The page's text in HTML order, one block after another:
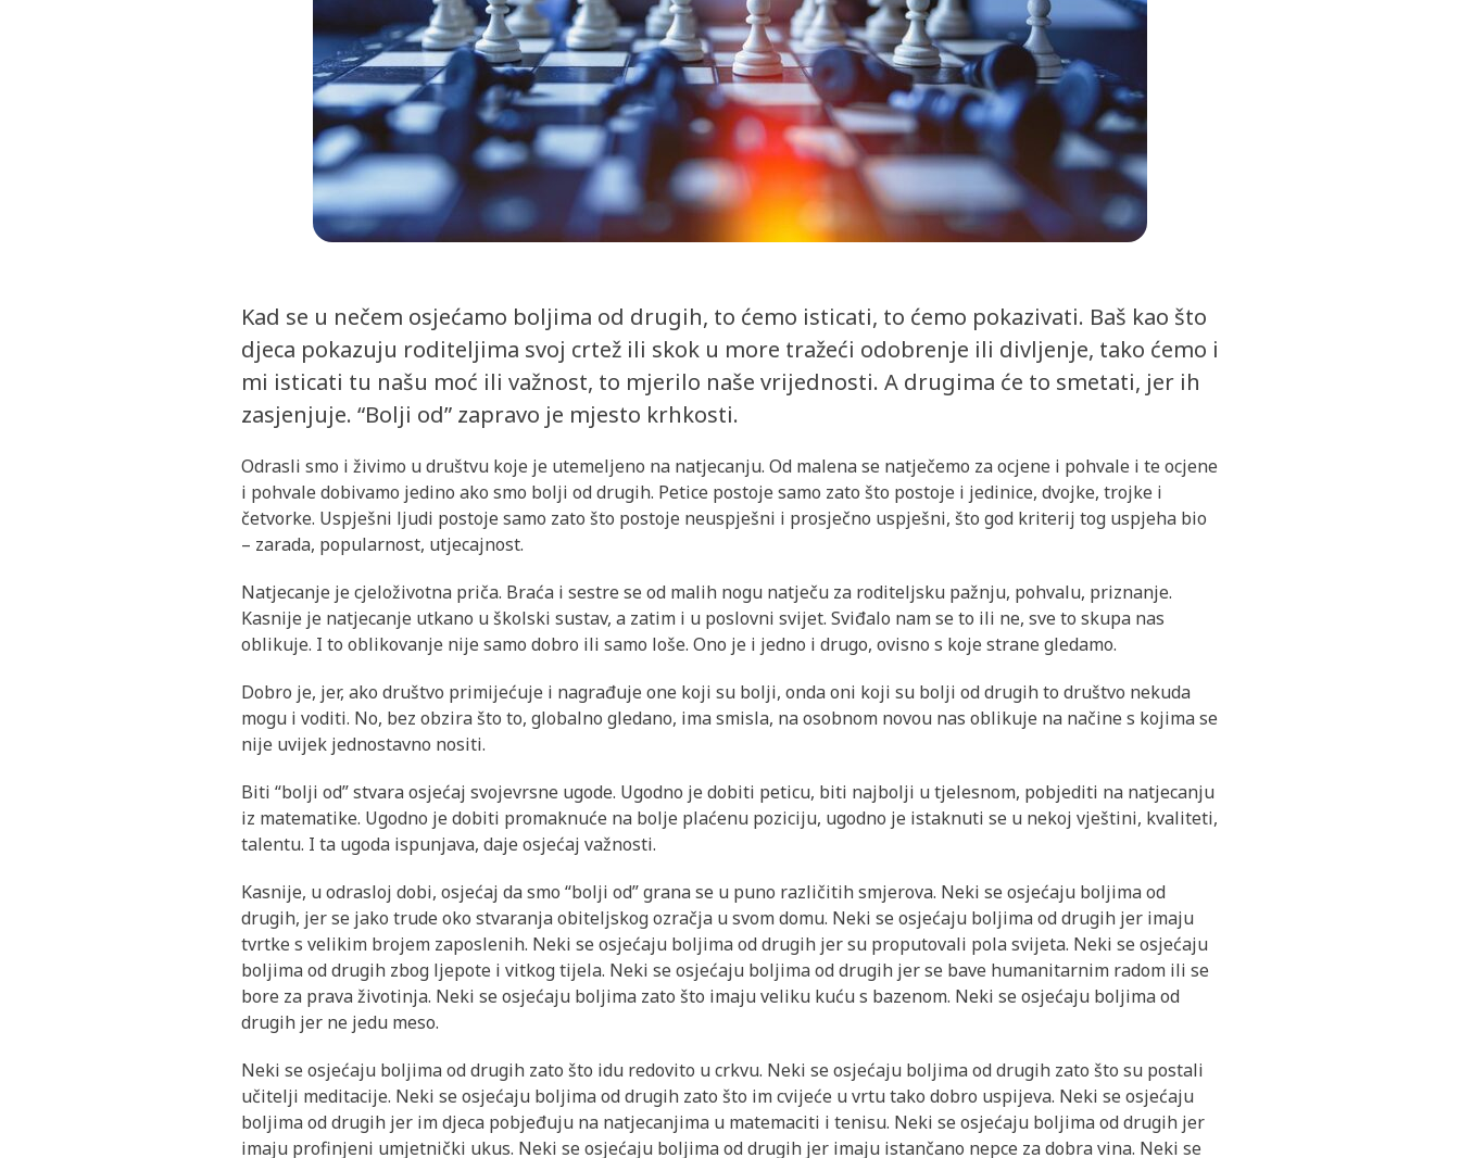
Kad se u nečem osjećamo boljima od drugih, to ćemo isticati, to ćemo pokazivati. Baš kao što
djeca pokazuju roditeljima svoj crtež ili skok u more tražeći odobrenje ili divljenje, tako ćemo i
mi isticati tu našu moć ili važnost, to mjerilo naše vrijednosti. A drugima će to smetati, jer ih
zasjenjuje. “Bolji od” zapravo je mjesto krhkosti.
Odrasli smo i živimo u društvu koje je utemeljeno na natjecanju. Od malena se natječemo za ocjene i pohvale i te ocjene
i pohvale dobivamo jedino ako smo bolji od drugih. Petice postoje samo zato što postoje i jedinice, dvojke, trojke i
četvorke. Uspješni ljudi postoje samo zato što postoje neuspješni i prosječno uspješni, što god kriterij tog uspjeha bio
– zarada, popularnost, utjecajnost.
Natjecanje je cjeloživotna priča. Braća i sestre se od malih nogu natječu za roditeljsku pažnju, pohvalu, priznanje.
Kasnije je natjecanje utkano u školski sustav, a zatim i u poslovni svijet. Sviđalo nam se to ili ne, sve to skupa nas
oblikuje. I to oblikovanje nije samo dobro ili samo loše. Ono je i jedno i drugo, ovisno s koje strane gledamo.
Dobro je, jer, ako društvo primijećuje i nagrađuje one koji su bolji, onda oni koji su bolji od drugih to društvo nekuda
mogu i voditi. No, bez obzira što to, globalno gledano, ima smisla, na osobnom novou nas oblikuje na načine s kojima se
nije uvijek jednostavno nositi.
Biti “bolji od” stvara osjećaj svojevrsne ugode. Ugodno je dobiti peticu, biti najbolji u tjelesnom, pobjediti na natjecanju
iz matematike. Ugodno je dobiti promaknuće na bolje plaćenu poziciju, ugodno je istaknuti se u nekoj vještini, kvaliteti,
talentu. I ta ugoda ispunjava, daje osjećaj važnosti.
Kasnije, u odrasloj dobi, osjećaj da smo “bolji od” grana se u puno različitih smjerova. Neki se osjećaju boljima od
drugih, jer se jako trude oko stvaranja obiteljskog ozračja u svom domu. Neki se osjećaju boljima od drugih jer imaju
tvrtke s velikim brojem zaposlenih. Neki se osjećaju boljima od drugih jer su proputovali pola svijeta. Neki se osjećaju
boljima od drugih zbog ljepote i vitkog tijela. Neki se osjećaju boljima od drugih jer se bave humanitarnim radom ili se
bore za prava životinja. Neki se osjećaju boljima zato što imaju veliku kuću s bazenom. Neki se osjećaju boljima od
drugih jer ne jedu meso.
Neki se osjećaju boljima od drugih zato što idu redovito u crkvu. Neki se osjećaju boljima od drugih zato što su postali
učitelji meditacije. Neki se osjećaju boljima od drugih zato što im cvijeće u vrtu tako dobro uspijeva. Neki se osjećaju
boljima od drugih jer im djeca pobjeđuju na natjecanjima u matemaciti i tenisu. Neki se osjećaju boljima od drugih jer
imaju profinjeni umjetnički ukus. Neki se osjećaju boljima od drugih jer imaju istančano nepce za dobra vina. Neki se